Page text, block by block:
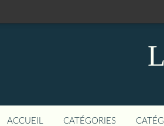
ACCUEIL CATÉGORIES